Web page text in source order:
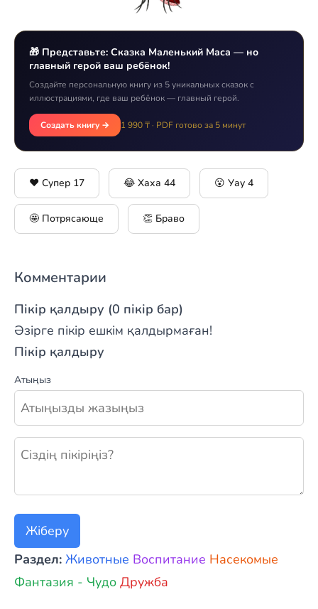
🎁 Представьте: Сказка Маленький Маса — но
главный герой ваш ребёнок!
Создайте персональную книгу из 5 уникальных сказок с
иллюстрациями, где ваш ребёнок — главный герой.
Создать книгу → 1 990 ₸ · PDF готово за 5 минут
❤️ Супер 17 😂 Хаха 44 😮 Уау 4
🤩 Потрясающе 👏 Браво
Комментарии
Пікір қалдыру (0 пікір бар)
Әзірге пікір ешкім қалдырмаған!
Пікір қалдыру
Атыңыз
Жаңа пікір қалдыру
Жіберу
Раздел: Животные Воспитание Насекомые
Фантазия - Чудо Дружба